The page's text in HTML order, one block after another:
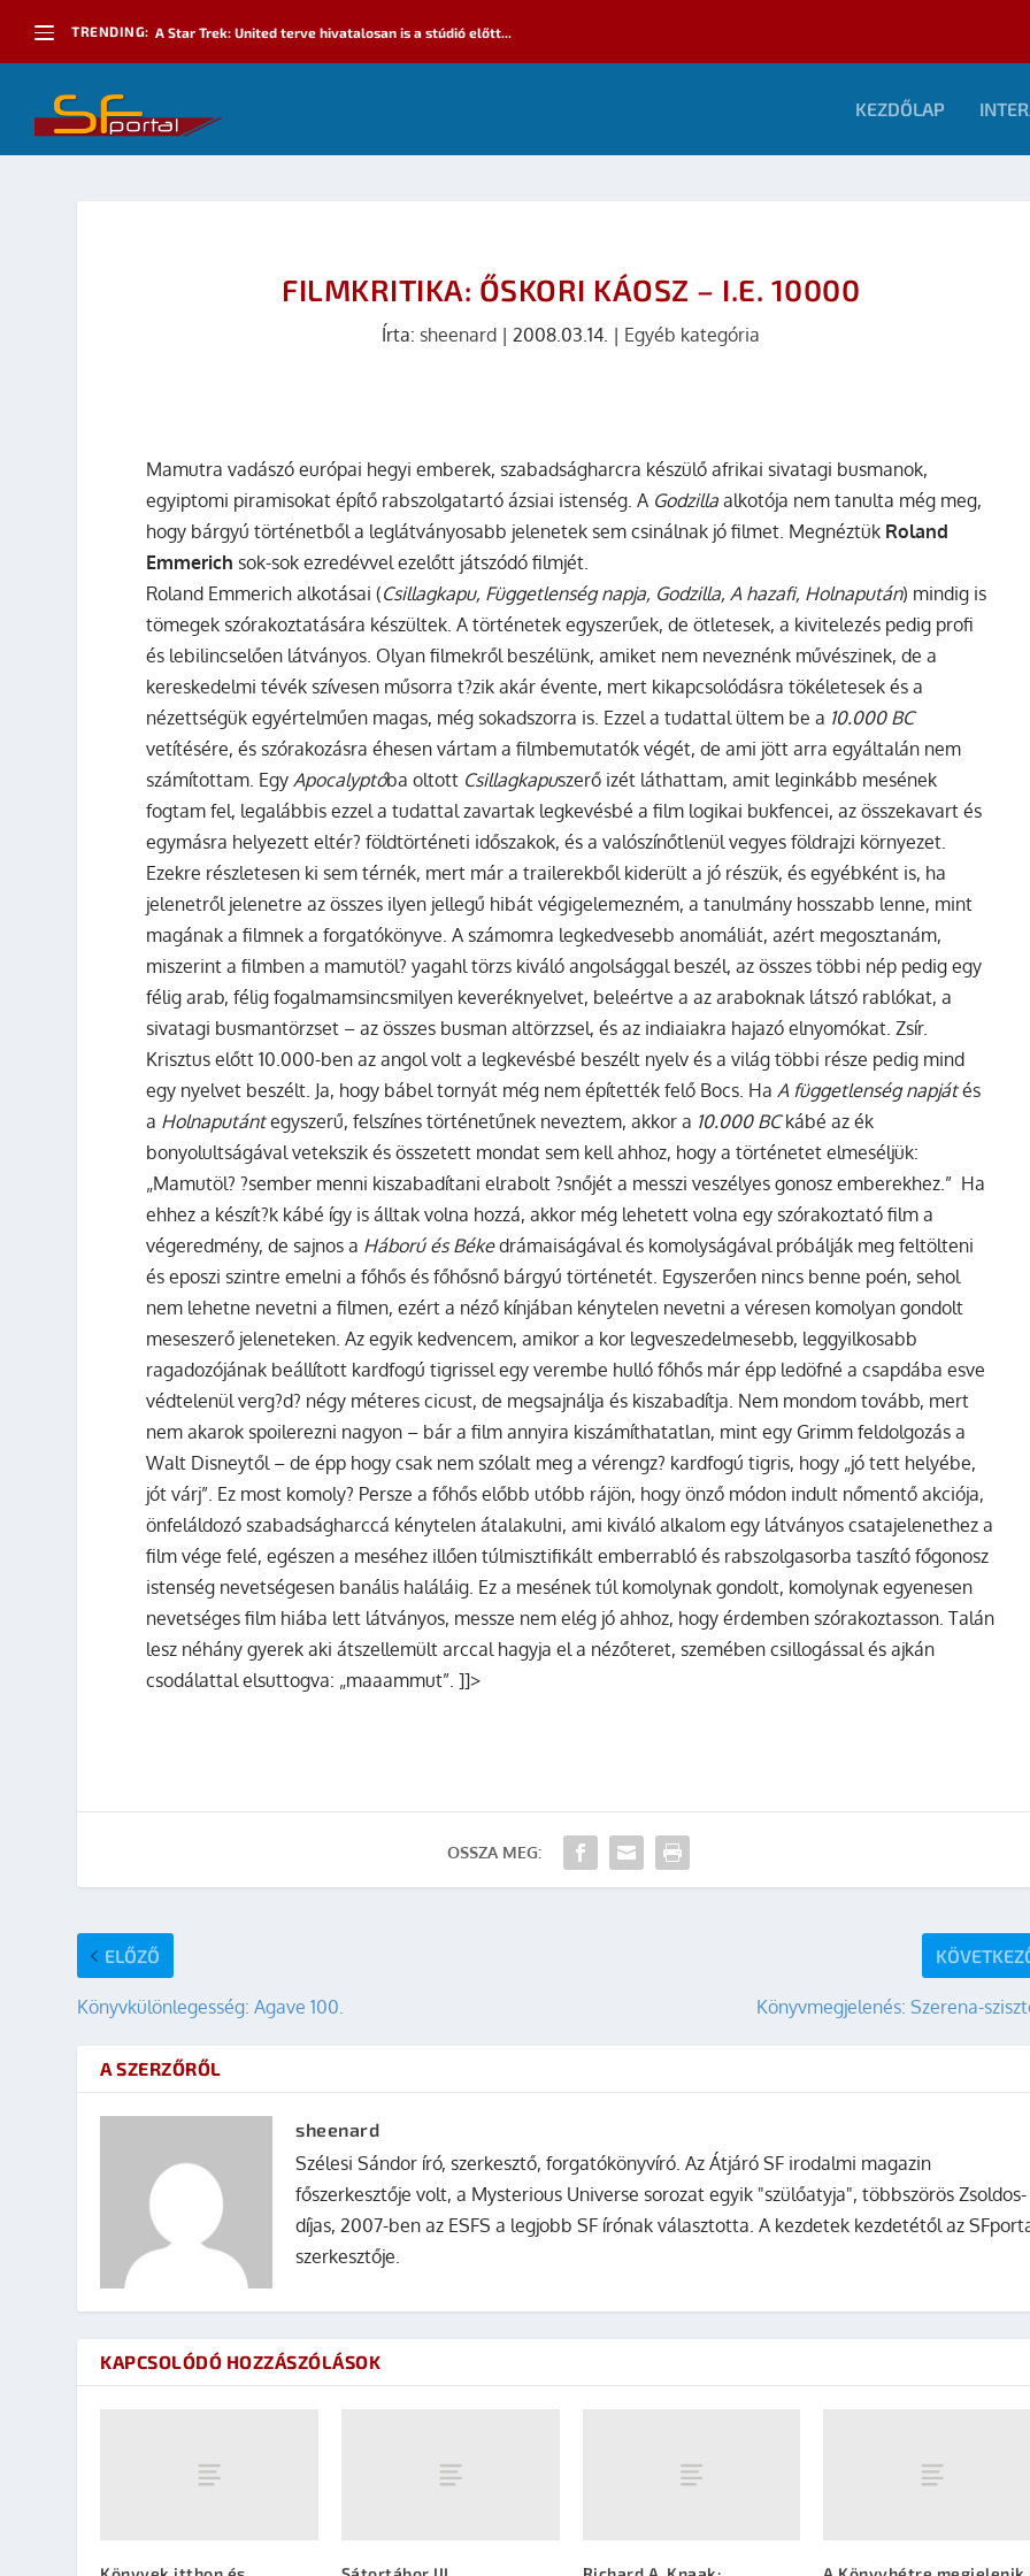
TRENDING: A Star Trek: United terve hivatalosan is a stúdió előtt...
KEZDŐLAP
FILMKRITIKA: ŐSKORI KÁOSZ – I.E. 10000
Írta:sheenard |2008.03.14. | Egyéb kategória
Mamutra vadászó európai hegyi emberek, szabadságharcra készülő afrikai sivatagi busmanok,
egyiptomi piramisokat építő rabszolgatartó ázsiai istenség. A Godzillaalkotója nem tanulta még meg,
hogy bárgyú történetből a leglátványosabb jelenetek sem csinálnak jó filmet. Megnéztük Roland
Emmerich sok-sok ezredévvel ezelőtt játszódó filmjét.
Roland Emmerich alkotásai (Csillagkapu, Függetlenség napja, Godzilla, A hazafi, Holnapután) mindig is
tömegek szórakoztatására készültek. A történetek egyszerűek, de ötletesek, a kivitelezés pedig profi
és lebilincselően látványos. Olyan filmekről beszélünk, amiket nem neveznénk művészinek, de a
kereskedelmi tévék szívesen műsorra t?zik akár évente, mert kikapcsolódásra tökéletesek és a
nézettségük egyértelműen magas, még sokadszorra is. Ezzel a tudattal ültem be a 10.000 BC
vetítésére, és szórakozásra éhesen vártam a filmbemutatók végét, de ami jött arra egyáltalán nem
számítottam. EgyApocalyptóba oltott Csillagkapuszerő izét láthattam, amit leginkább mesének
fogtam fel, legalábbis ezzel a tudattal zavartak legkevésbé a film logikai bukfencei, az összekavart és
egymásra helyezett eltér? földtörténeti időszakok, és a valószínőtlenül vegyes földrajzi környezet.
Ezekre részletesen ki sem térnék, mert már a trailerekből kiderült a jó részük, és egyébként is, ha
jelenetről jelenetre az összes ilyen jellegű hibát végigelemezném, a tanulmány hosszabb lenne, mint
magának a filmnek a forgatókönyve. A számomra legkedvesebb anomáliát, azért megosztanám,
miszerint a filmben a mamutöl? yagahl törzs kiváló angolsággal beszél, az összes többi nép pedig egy
félig arab, félig fogalmamsincsmilyen keveréknyelvet, beleértve a az araboknak látszó rablókat, a
sivatagi busmantörzset – az összes busman altörzzsel, és az indiaiakra hajazó elnyomókat. Zsír.
Krisztus előtt 10.000-ben az angol volt a legkevésbé beszélt nyelv és a világ többi része pedig mind
egy nyelvet beszélt. Ja, hogy bábel tornyát még nem építették felő Bocs. HaA függetlenség napjátés
a Holnaputántegyszerű, felszínes történetűnek neveztem, akkor a 10.000 BCkábé az ék
bonyolultságával vetekszik és összetett mondat sem kell ahhoz, hogy a történetet elmeséljük:
„Mamutöl? ?sember menni kiszabadítani elrabolt ?snőjét a messzi veszélyes gonosz emberekhez.” Ha
ehhez a készít?k kábé így is álltak volna hozzá, akkor még lehetett volna egy szórakoztató film a
végeredmény, de sajnos a Háború és Békedrámaiságával és komolyságával próbálják meg feltölteni
és eposzi szintre emelni a főhős és főhősnő bárgyú történetét. Egyszerően nincs benne poén, sehol
nem lehetne nevetni a filmen, ezért a néző kínjában kénytelen nevetni a véresen komolyan gondolt
meseszerő jeleneteken. Az egyik kedvencem, amikor a kor legveszedelmesebb, leggyilkosabb
ragadozójának beállított kardfogú tigrissel egy verembe hulló főhős már épp ledöfné a csapdába esve
védtelenül verg?d? négy méteres cicust, de megsajnálja és kiszabadítja. Nem mondom tovább, mert
nem akarok spoilerezni nagyon – bár a film annyira kiszámíthatatlan, mint egy Grimm feldolgozás a
Walt Disneytől – de épp hogy csak nem szólalt meg a vérengz? kardfogú tigris, hogy „jó tett helyébe,
jót várj”. Ez most komoly? Persze a főhős előbb utóbb rájön, hogy önző módon indult nőmentő akciója,
önfeláldozó szabadságharccá kénytelen átalakulni, ami kiváló alkalom egy látványos csatajelenethez a
film vége felé, egészen a meséhez illően túlmisztifikált emberrabló és rabszolgasorba taszító főgonosz
istenség nevetségesen banális haláláig. Ez a mesének túl komolynak gondolt, komolynak egyenesen
nevetséges film hiába lett látványos, messze nem elég jó ahhoz, hogy érdemben szórakoztasson. Talán
lesz néhány gyerek aki átszellemült arccal hagyja el a nézőteret, szemében csillogással és ajkán
csodálattal elsuttogva: „maaammut”. ]]>
OSSZA MEG:
ELŐZŐ
Könyvkülönlegesség: Agave 100. Könyvmegjelenés: Szerena-
A SZERZŐRŐL
sheenard
Szélesi Sándor író, szerkesztő, forgatókönyvíró. Az Átjáró SF irodalmi magazin
főszerkesztője volt, a Mysterious Universe sorozat egyik "szülőatyja", többszörös Zsoldos-
díjas, 2007-ben az ESFS a legjobb SF írónak választotta. A kezdetek kezdetétől az
szerkesztője.
KAPCSOLÓDÓ HOZZÁSZÓLÁSOK